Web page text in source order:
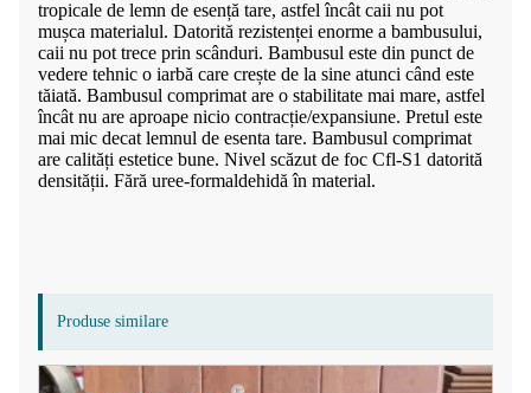
tropicale de lemn de esență tare, astfel încât caii nu pot
mușca materialul. Datorită rezistenței enorme a bambusului,
caii nu pot trece prin scânduri. Bambusul este din punct de
vedere tehnic o iarbă care crește de la sine atunci când este
tăiată. Bambusul comprimat are o stabilitate mai mare, astfel
încât nu are aproape nicio contracție/expansiune. Pretul este
mai mic decat lemnul de esenta tare. Bambusul comprimat
are calități estetice bune. Nivel scăzut de foc Cfl-S1 datorită
densității. Fără uree-formaldehidă în material.
Produse similare